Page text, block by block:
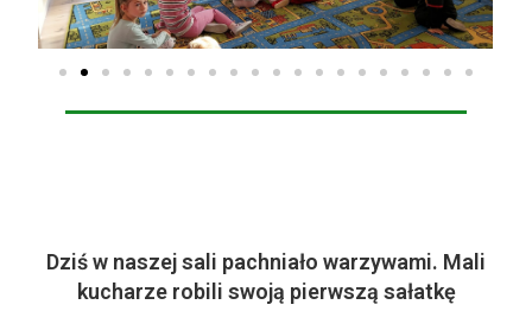
Dziś w naszej sali pachniało warzywami. Mali
kucharze robili swoją pierwszą sałatkę